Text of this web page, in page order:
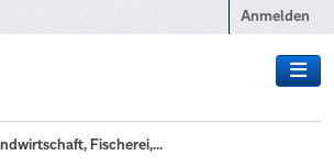
Anmelden
Fischerei,...